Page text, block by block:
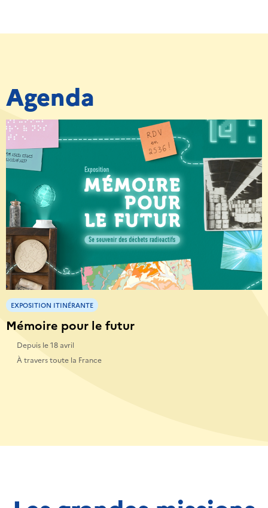
Agenda
EXPOSITION ITINÉRANTE
Mémoire pour le futur
Depuis le 18 avril
À travers toute la France